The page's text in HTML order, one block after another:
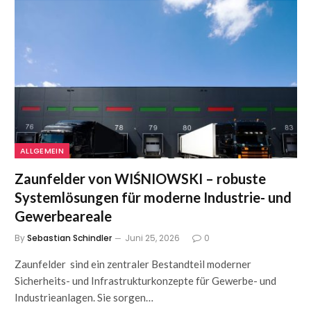
ALLGEMEIN
Zaunfelder von WIŚNIOWSKI – robuste
Systemlösungen für moderne Industrie- und
Gewerbeareale
BySebastian Schindler Juni 25, 2026 0
Zaunfelder sind ein zentraler Bestandteil moderner
Sicherheits- und Infrastrukturkonzepte für Gewerbe- und
Industrieanlagen. Sie sorgen…